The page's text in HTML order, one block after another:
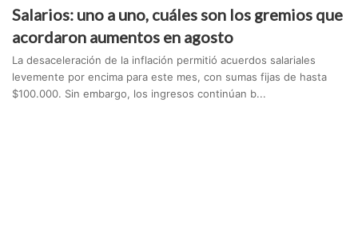
Salarios: uno a uno, cuáles son los gremios que
acordaron aumentos en agosto
La desaceleración de la inflación permitió acuerdos salariales
levemente por encima para este mes, con sumas fijas de hasta
$100.000. Sin embargo, los ingresos continúan b...